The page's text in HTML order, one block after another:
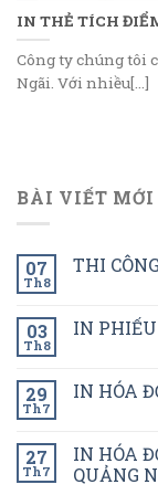
IN THẺ TÍCH
Công ty chúng tôi
Ngãi. Với nhiều[...]
BÀI VIẾT MỚI
07
Th8
THI
03
Th8
IN
29
Th7
IN HÓA
27
Th7
IN HÓA
QUẢNG